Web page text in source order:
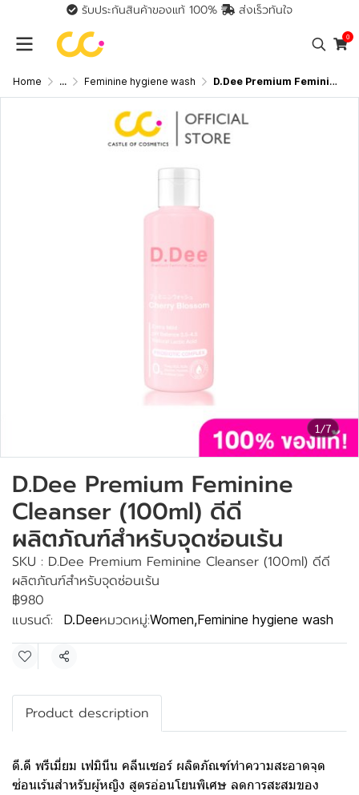
รับประกันสินค้าของแท้ 100% ส่งเร็วทันใจ
0
Home ... Feminine hygiene wash D.Dee Premium Feminine Cleanser (100ml) ดีดี ผลิตภัณฑ์สำหรับจุดซ่อนเร้น
1/7
D.Dee Premium Feminine
Cleanser (100ml) ดีดี
ผลิตภัณฑ์สำหรับจุดซ่อนเร้น
SKU : D.Dee Premium Feminine Cleanser (100ml) ดีดี
ผลิตภัณฑ์สำหรับจุดซ่อนเร้น
฿980
แบรนด์:
D.Deeหมวดหมู่:Women,Feminine hygiene wash
แชร์
Product description
ดี.ดี พรีเมี่ยม เฟมินีน คลีนเซอร์ ผลิตภัณฑ์ทำความสะอาดจุด
ซ่อนเร้นสำหรับผู้หญิง สูตรอ่อนโยนพิเศษ ลดการสะสมของ